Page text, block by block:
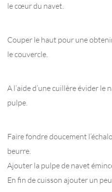
le cœur du navet.
Couper le haut pour une
le couvercle.
A l’aide d’une cuillère évider le
pulpe.
Faire fondre doucement
beurre.
Ajouter la pulpe de navet
En fin de cuisson ajouter un peu